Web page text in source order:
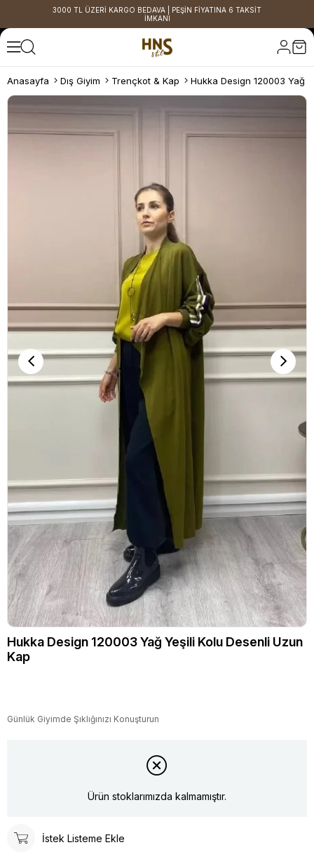
3000 TL ÜZERİ KARGO BEDAVA | PEŞİN FİYATINA 6 TAKSİT
İMKANI
Anasayfa Dış Giyim Trençkot & Kap
Hukka Design 120003 Yağ Yeşili Kolu Desenli Uzun
Kap
Günlük Giyimde Şıklığınızı Konuşturun
Ürün stoklarımızda kalmamıştır.
İstek Listeme Ekle